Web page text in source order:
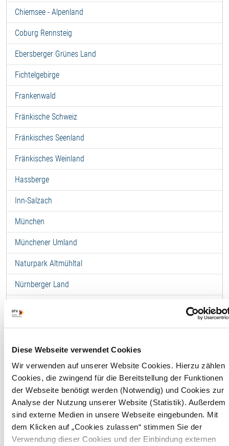
Diese Webseite verwendet Cookies
Wir verwenden auf unserer Website Cookies. Hierzu zählen
Cookies, die zwingend für die Bereitstellung der Funktionen
der Webseite benötigt werden (Notwendig) und Cookies zur
Analyse der Nutzung unserer Website (Statistik). Außerdem
sind externe Medien in unsere Webseite eingebunden. Mit
dem Klicken auf „Cookies zulassen“ stimmen Sie der
Verwendung dieser Cookies und der Einbindung externen
Chiemsee - Alpenland
Coburg Rennsteig
Ebersberger Grünes Land
Fichtelgebirge
Frankenwald
Fränkische Schweiz
Fränkisches Seenland
Fränkisches Weinland
Hassberge
Inn-Salzach
München
Münchener Umland
Naturpark Altmühltal
Nürnberger Land
Obermain Jura
Oberpfälzer Wald
Odenwald (Baden-Württemberg)
Odenwald (Hessen)
Pfaffenwinkel